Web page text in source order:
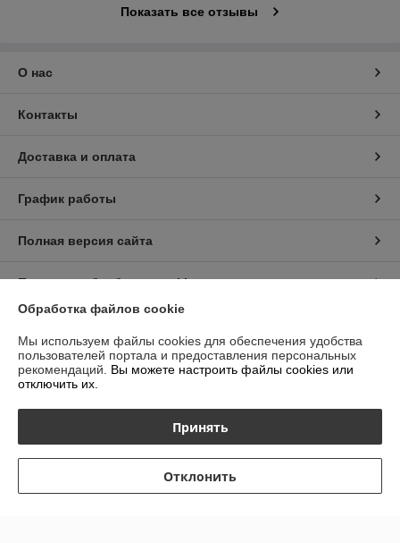
Показать все отзывы
О нас
Контакты
Доставка и оплата
График работы
Полная версия сайта
Политика обработки cookies
Информация для покупателя
Индивидуальный предприниматель:ИП Гурбанов Андрей Тахирович
Гомельская область, Буда-Кошелёвский район, а.г. Губичи, ул.
Гомельская д.51
Обработка файлов cookie
Мы используем файлы cookies для обеспечения удобства
пользователей портала и предоставления персональных
рекомендаций. Вы можете настроить файлы cookies или
отключить их.
Принять
Отклонить